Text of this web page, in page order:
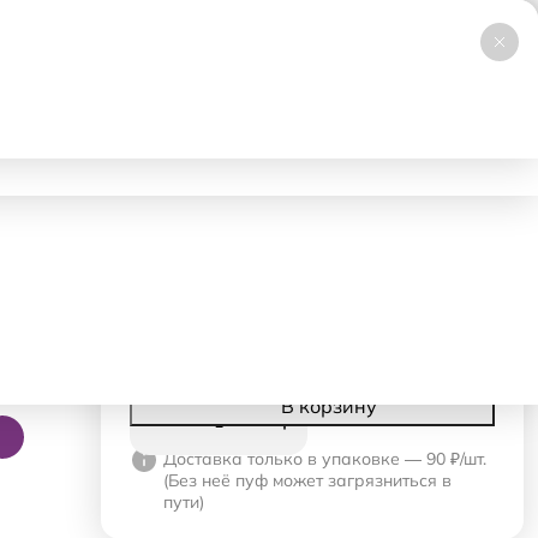
Заказать звонок
НОВИНКА
В корзинуКорзина
Доставка только в упаковке — 90 ₽/шт.
(Без неё пуф может загрязниться в
пути)